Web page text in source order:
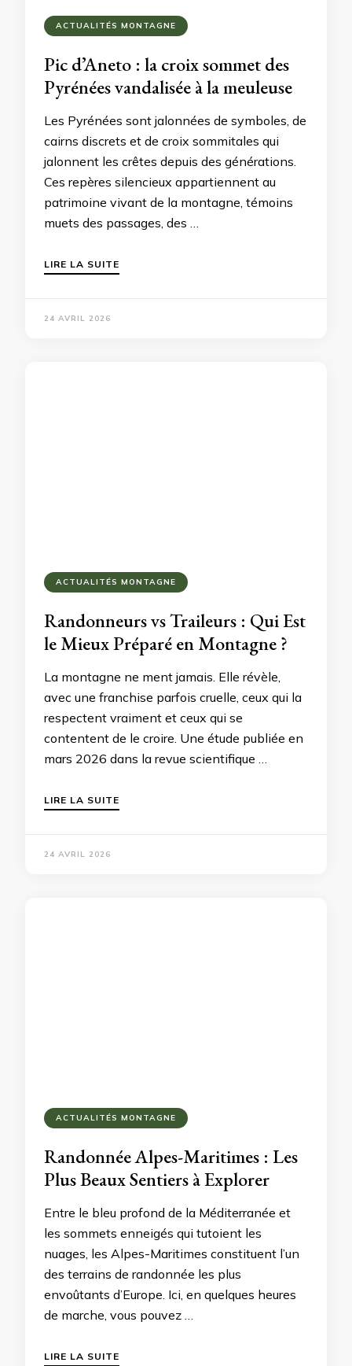
ACTUALITÉS MONTAGNE
Pic d’Aneto : la croix sommet des
Pyrénées vandalisée à la meuleuse
Les Pyrénées sont jalonnées de symboles, de
cairns discrets et de croix sommitales qui
jalonnent les crêtes depuis des générations.
Ces repères silencieux appartiennent au
patrimoine vivant de la montagne, témoins
muets des passages, des …
LIRE LA SUITE
24 AVRIL 2026
ACTUALITÉS MONTAGNE
Randonneurs vs Traileurs : Qui Est
le Mieux Préparé en Montagne ?
La montagne ne ment jamais. Elle révèle,
avec une franchise parfois cruelle, ceux qui la
respectent vraiment et ceux qui se
contentent de le croire. Une étude publiée en
mars 2026 dans la revue scientifique …
LIRE LA SUITE
24 AVRIL 2026
ACTUALITÉS MONTAGNE
Randonnée Alpes-Maritimes : Les
Plus Beaux Sentiers à Explorer
Entre le bleu profond de la Méditerranée et
les sommets enneigés qui tutoient les
nuages, les Alpes-Maritimes constituent l’un
des terrains de randonnée les plus
envoûtants d’Europe. Ici, en quelques heures
de marche, vous pouvez …
LIRE LA SUITE